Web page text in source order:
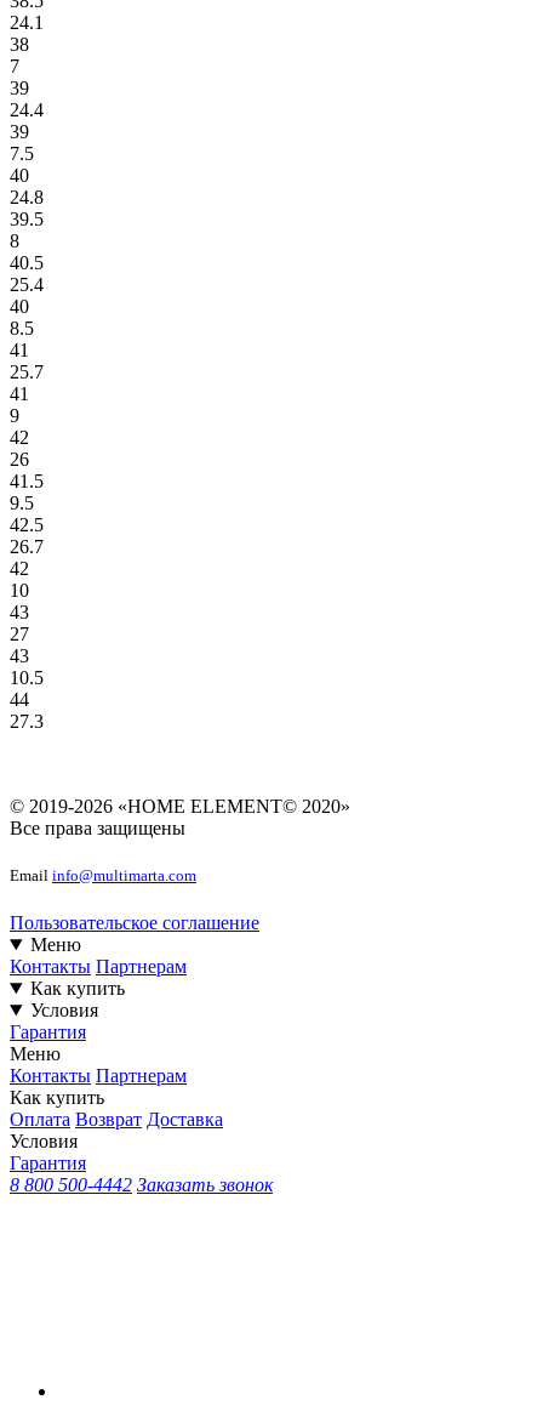
24.1
38
7
39
24.4
39
7.5
40
24.8
39.5
8
40.5
25.4
40
8.5
41
25.7
41
9
42
26
41.5
9.5
42.5
26.7
42
10
43
27
43
10.5
44
27.3
© 2019-2026 «HOME ELEMENT© 2020»
Все права защищены
Email info@multimarta.com
Пользовательское соглашение
Меню
Контакты Партнерам
Как купить
Условия
Гарантия
Меню
Контакты Партнерам
Как купить
Оплата Возврат Доставка
Условия
Гарантия
8 800 500-4442 Заказать звонок